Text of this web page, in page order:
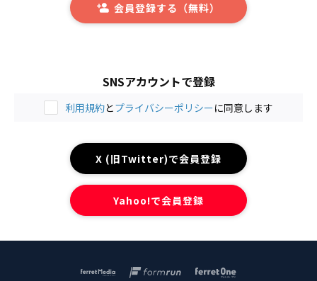
SNSアカウントで登録
利用規約とプライバシーポリシーに同意します
X (旧Twitter)で会員登録
Yahoo!で会員登録
会員登録する（無料）